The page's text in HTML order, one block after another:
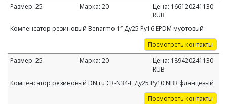
Размер: 25 Марка: 20 Цена: 166120241130
RUB
Компенсатор резиновый Benarmo 1″ Ду25 Ру16 EPDM муфтовый
Посмотреть контакты
Размер: 25 Марка: 20 Цена: 189420241130
RUB
Компенсатор резиновый DN.ru CR-N34-F Ду25 Ру10 NBR фланцевый
Посмотреть контакты